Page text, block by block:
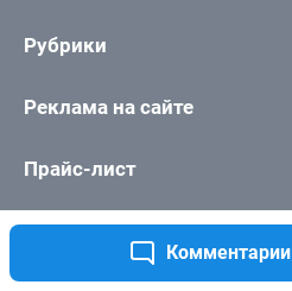
Комментарии
Рубрики
Реклама на сайте
Прайс-лист
О компании